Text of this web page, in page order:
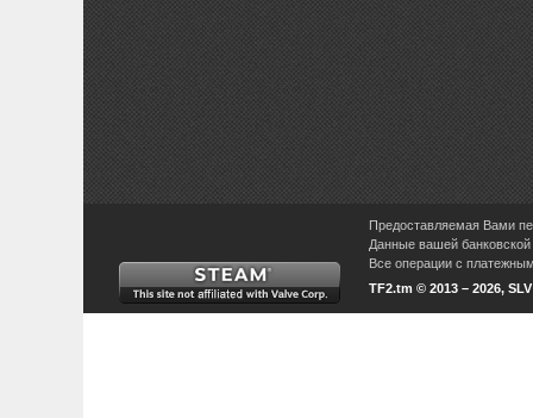
Предоставляемая Вами
Данные вашей
Все операции с
TF2.tm © 2013 – 2026,